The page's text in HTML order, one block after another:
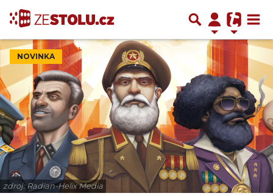
NOVINKA
zdroj: Radian-Helix Media